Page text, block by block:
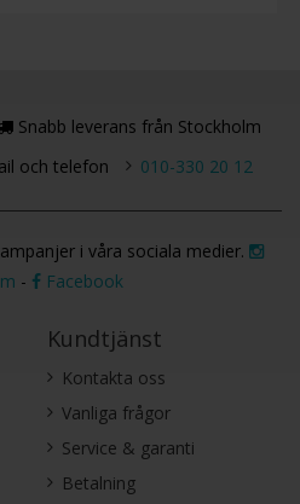
Snabb leverans från Stockholm
och telefon
010-330 20 12
i våra sociala medier.
- Facebook
Kundtjänst
Kontakta oss
Vanliga frågor
Service & garanti
Betalning